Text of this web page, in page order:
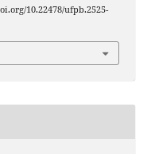
10.22478/ufpb.2525-